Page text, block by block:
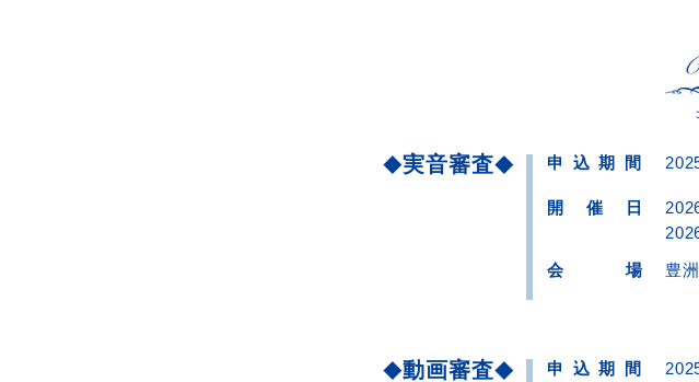
◆実音審査◆ 申 込 期 間
開 催 日
会 場
豊
◆動画審査◆ 申 込 期 間